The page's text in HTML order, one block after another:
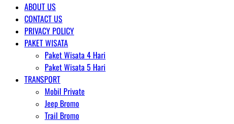
ABOUT US
CONTACT US
PRIVACY POLICY
PAKET WISATA
Paket Wisata 4 Hari
Paket Wisata 5 Hari
TRANSPORT
Mobil Private
Jeep Bromo
Trail Bromo